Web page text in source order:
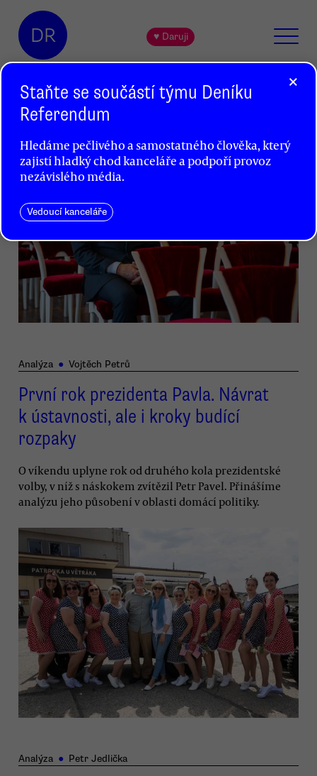
DR ♥ Daruji
#Prezidentské volby 2023
Analýza ● Vojtěch Petrů
První rok prezidenta Pavla. Návrat
k ústavnosti, ale i kroky budící
rozpaky
O víkendu uplyne rok od druhého kola prezidentské
volby, v níž s náskokem zvítězil Petr Pavel. Přinášíme
analýzu jeho působení v oblasti domácí politiky.
Analýza ● Petr Jedlička
×
Staňte se součástí týmu Deníku
Referendum
Hledáme pečlivého a samostatného člověka, který
zajistí hladký chod kanceláře a podpoří provoz
nezávislého média.
Vedoucí kanceláře